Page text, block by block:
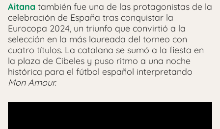
Aitana también fue una de las protagonistas de la
celebración de España tras conquistar la
Eurocopa 2024, un triunfo que convirtió a la
selección en la más laureada del torneo con
cuatro títulos. La catalana se sumó a la fiesta en
la plaza de Cibeles y puso ritmo a una noche
histórica para el fútbol español interpretando
Mon Amour.